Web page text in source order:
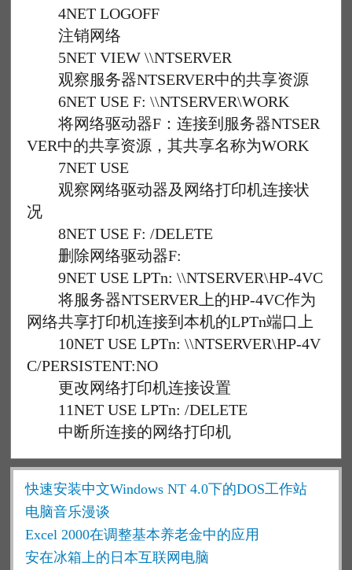
4NET LOGOFF
注销网络
5NET VIEW \\NTSERVER
观察服务器NTSERVER中的共享资源
6NET USE F: \\NTSERVER\WORK
将网络驱动器F：连接到服务器NTSER
VER中的共享资源，其共享名称为WORK
7NET USE
观察网络驱动器及网络打印机连接状
况
8NET USE F: /DELETE
删除网络驱动器F:
9NET USE LPTn: \\NTSERVER\HP-4VC
将服务器NTSERVER上的HP-4VC作为
网络共享打印机连接到本机的LPTn端口上
10NET USE LPTn: \\NTSERVER\HP-4V
C/PERSISTENT:NO
更改网络打印机连接设置
11NET USE LPTn: /DELETE
中断所连接的网络打印机
快速安装中文Windows NT 4.0下的DOS工作站
电脑音乐漫谈
Excel 2000在调整基本养老金中的应用
安在冰箱上的日本互联网电脑